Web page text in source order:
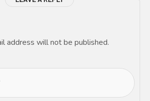
address will not be published.